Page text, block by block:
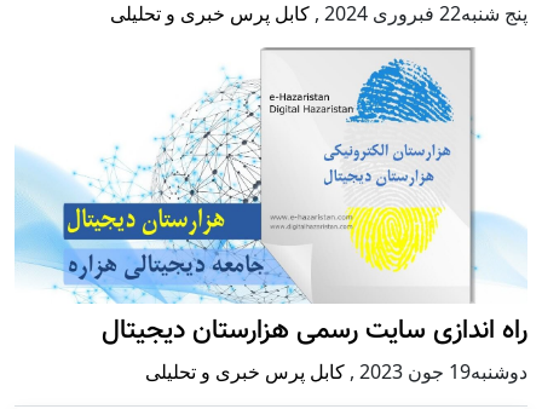
پنج شنبه22 فبروری 2024 , کابل پرس خبری و تحلیلی
راه اندازی سایت رسمی هزارستان دیجیتال
دوشنبه19 جون 2023 , کابل پرس خبری و تحلیلی